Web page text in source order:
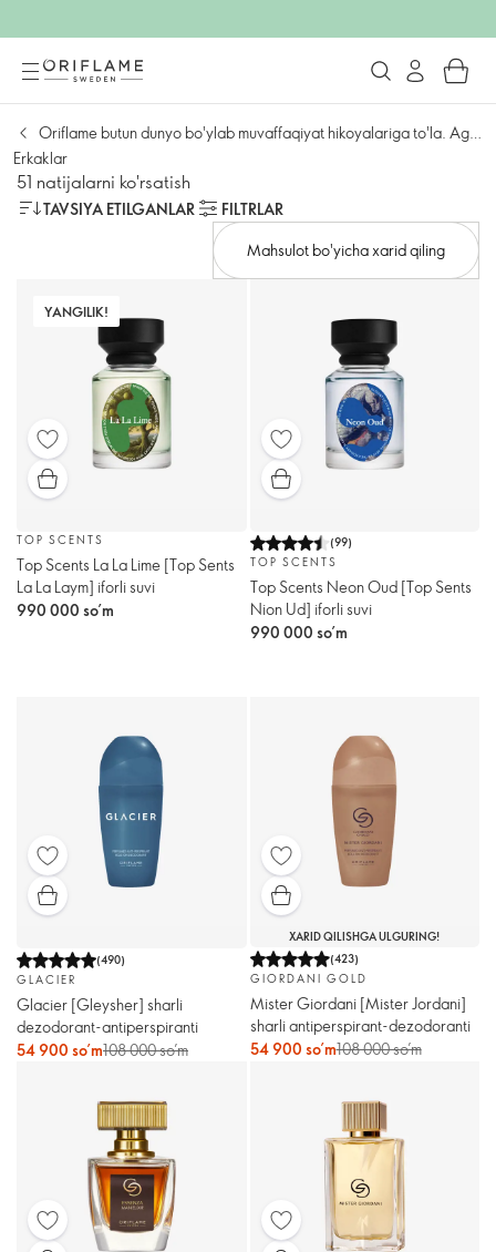
Oriflame butun dunyo bo'ylab muvaffaqiyat hikoyalariga to'la. Agar siz tez harakat qilishni yoqtiradigan odamlardan bo'lsangiz, biz siz uchun maxsus mukofot bor!
Erkaklar
51 natijalarni ko'rsatish
TAVSIYA ETILGANLAR
FILTRLAR
Mahsulot bo'yicha xarid qiling
YANGILIK!
TOP SCENTS
Top Scents La La Lime [Top Sents
La La Laym] iforli suvi
990 000 so’m
(99)
TOP SCENTS
Top Scents Neon Oud [Тоp Sents
Nion Ud] iforli suvi
990 000 so’m
(490)
GLACIER
Glacier [Gleysher] sharli
dezodorant-antiperspiranti
54 900 so’m108 000 so’m
XARID QILISHGA ULGURING!
(423)
GIORDANI GOLD
Mister Giordani [Mister Jordani]
sharli antiperspirant-dezodoranti
54 900 so’m108 000 so’m